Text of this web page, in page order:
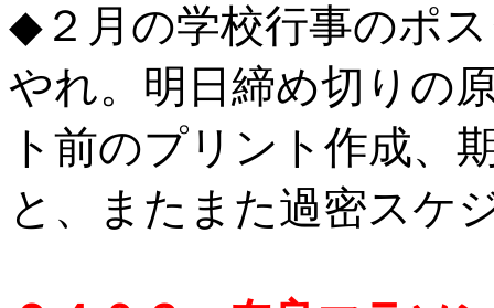
◆２月の学校行事のポ
やれ。明日締め切りの
ト前のプリント作成、
と、またまた過密スケ